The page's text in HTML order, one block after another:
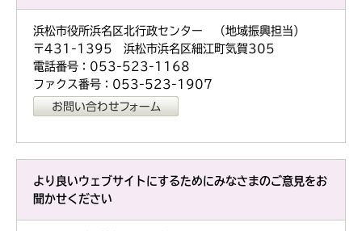
浜松市役所浜名区北行政センター （地域振興担当）
〒431-1395 浜松市浜名区細江町気賀305
電話番号：053-523-1168
ファクス番号：053-523-1907
より良いウェブサイトにするためにみなさまのご意見をお
聞かせください